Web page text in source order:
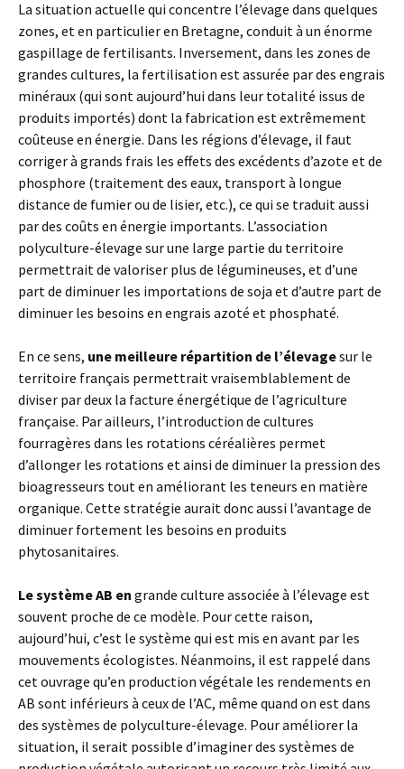
La situation actuelle qui concentre l’élevage dans quelques
zones, et en particulier en Bretagne, conduit à un énorme
gaspillage de fertilisants. Inversement, dans les zones de
grandes cultures, la fertilisation est assurée par des engrais
minéraux (qui sont aujourd’hui dans leur totalité issus de
produits importés) dont la fabrication est extrêmement
coûteuse en énergie. Dans les régions d’élevage, il faut
corriger à grands frais les effets des excédents d’azote et de
phosphore (traitement des eaux, transport à longue
distance de fumier ou de lisier, etc.), ce qui se traduit aussi
par des coûts en énergie importants. L’association
polyculture-élevage sur une large partie du territoire
permettrait de valoriser plus de légumineuses, et d’une
part de diminuer les importations de soja et d’autre part de
diminuer les besoins en engrais azoté et phosphaté.
En ce sens, une meilleure répartition de l’élevagesur le
territoire français permettrait vraisemblablement de
diviser par deux la facture énergétique de l’agriculture
française. Par ailleurs, l’introduction de cultures
fourragères dans les rotations céréalières permet
d’allonger les rotations et ainsi de diminuer la pression des
bioagresseurs tout en améliorant les teneurs en matière
organique. Cette stratégie aurait donc aussi l’avantage de
diminuer fortement les besoins en produits
phytosanitaires.
Le système AB en grande culture associée à l’élevage est
souvent proche de ce modèle. Pour cette raison,
aujourd’hui, c’est le système qui est mis en avant par les
mouvements écologistes. Néanmoins, il est rappelé dans
cet ouvrage qu’en production végétale les rendements en
AB sont inférieurs à ceux de l’AC, même quand on est dans
des systèmes de polyculture-élevage. Pour améliorer la
situation, il serait possible d’imaginer des systèmes de